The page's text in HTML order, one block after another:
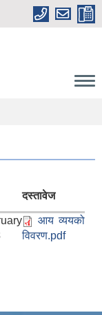
दस्तावेज
आय व्ययको
विवरण.pdf